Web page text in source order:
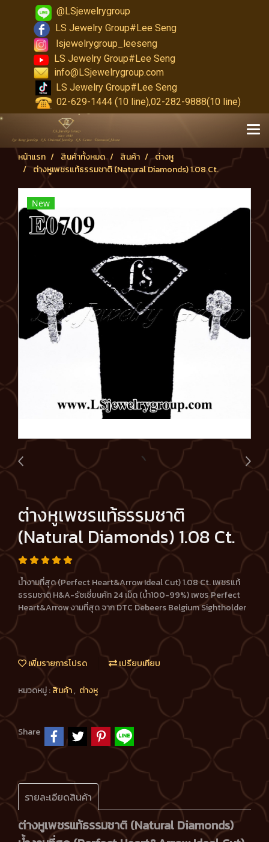
@LSjewelrygroup
LS Jewelry Group#Lee Seng
lsjewelrygroup_leeseng
LS Jewelry Group#Lee Seng
info@LSjewelrygroup.com
LS Jewelry Group#Lee Seng
02-629-1444 (10 line),02-282-9888(10 line)
หน้าแรก สินค้าทั้งหมด สินค้า
ต่างหู
ต่างหูเพชรแท้ธรรมชาติ (Natural Diamonds) 1.08 Ct.
New
ต่างหูเพชรแท้ธรรมชาติ
(Natural Diamonds) 1.08 Ct.
น้ำงามที่สุด (Perfect Heart&Arrow Ideal Cut) 1.08 Ct. เพชรแท้
ธรรมชาติ H&A-รัชเชี่ยนคัท 24 เม็ด (น้ำ100-99%) เพชร Perfect
Heart&Arrow งามที่สุด จาก DTC Debeers Belgium Sightholder
เพิ่มรายการโปรด เปรียบเทียบ
หมวดหมู่ :สินค้า, ต่างหู
Share
รายละเอียดสินค้า
ต่างหูเพชรแท้ธรรมชาติ (Natural Diamonds)